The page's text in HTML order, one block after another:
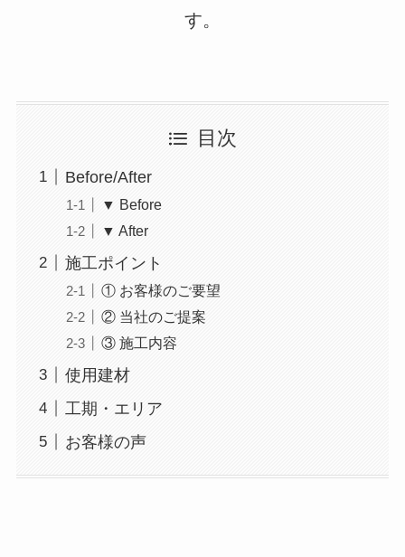
す。
目次
Before/After
▼ Before
▼ After
施工ポイント
① お客様のご要望
② 当社のご提案
③ 施工内容
使用建材
工期・エリア
お客様の声